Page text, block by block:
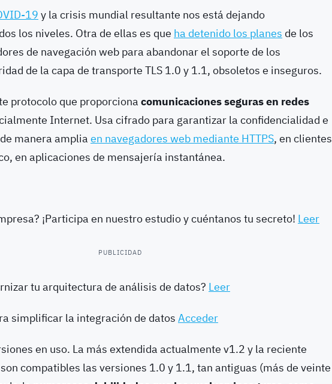
19 y la crisis mundial resultante nos está dejando
los niveles. Otra de ellas es que ha detenido los planes de los
de navegación web para abandonar el soporte de los
de la capa de transporte TLS 1.0 y 1.1, obsoletos e inseguros.
protocolo que proporciona comunicaciones seguras en redes
Internet. Usa cifrado para garantizar la confidencialidad e
manera amplia en navegadores web mediante HTTPS, en clientes
en aplicaciones de mensajería instantánea.
¡Participa en nuestro estudio y cuéntanos tu secreto! Leer
PUBLICIDAD
tu arquitectura de análisis de datos? Leer
simplificar la integración de datos Acceder
en uso. La más extendida actualmente v1.2 y la reciente
compatibles las versiones 1.0 y 1.1, tan antiguas (más de veinte